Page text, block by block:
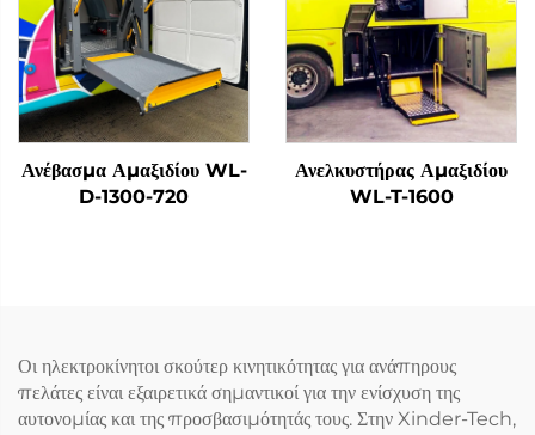
Ανέβασμα Αμαξιδίου WL-
D-1300-720
Ανελκυστήρας Αμαξιδίου
WL-T-1600
Οι ηλεκτροκίνητοι σκούτερ κινητικότητας για ανάπηρους
πελάτες είναι εξαιρετικά σημαντικοί για την ενίσχυση της
αυτονομίας και της προσβασιμότητάς τους. Στην Xinder-Tech,